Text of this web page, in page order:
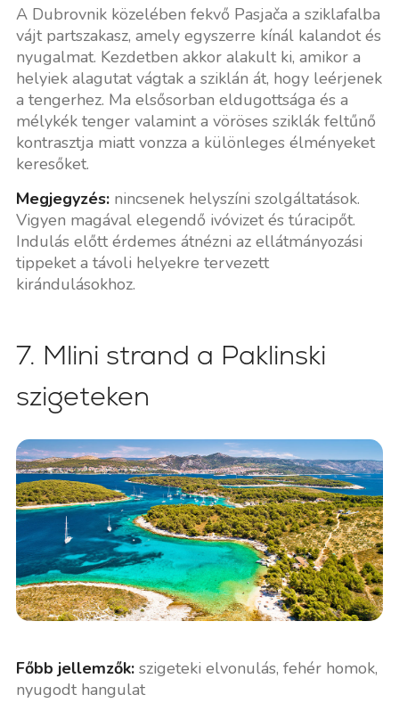
A Dubrovnik közelében fekvő Pasjača a sziklafalba
vájt partszakasz, amely egyszerre kínál kalandot és
nyugalmat. Kezdetben akkor alakult ki, amikor a
helyiek alagutat vágtak a sziklán át, hogy leérjenek
a tengerhez. Ma elsősorban eldugottsága és a
mélykék tenger valamint a vöröses sziklák feltűnő
kontrasztja miatt vonzza a különleges élményeket
keresőket.
Megjegyzés:nincsenek helyszíni szolgáltatások.
Vigyen magával elegendő ivóvizet és túracipőt.
Indulás előtt érdemes átnézni az ellátmányozási
tippeket a távoli helyekre tervezett
kirándulásokhoz.
7. Mlini strand a Paklinski
szigeteken
Főbb jellemzők:szigeteki elvonulás, fehér homok,
nyugodt hangulat